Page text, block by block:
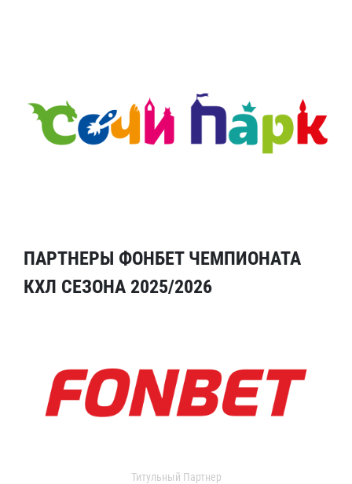
ПАРТНЕРЫ ФОНБЕТ ЧЕМПИОНАТА
КХЛ СЕЗОНА 2025/2026
Титульный Партнер